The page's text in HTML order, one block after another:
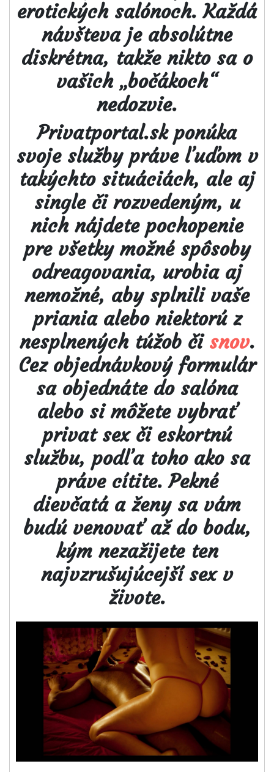
erotických salónoch. Každá
návšteva je absolútne
diskrétna, takže nikto sa o
vašich „bočákoch“
nedozvie.
Privatportal.sk ponúka
svoje služby práve ľuďom v
takýchto situáciách, ale aj
single či rozvedeným, u
nich nájdete pochopenie
pre všetky možné spôsoby
odreagovania, urobia aj
nemožné, aby splnili vaše
priania alebo niektorú z
nesplnených túžob čisnov.
Cez objednávkový formulár
sa objednáte do salóna
alebo si môžete vybrať
privat sex či eskortnú
službu, podľa toho ako sa
práve cítite. Pekné
dievčatá a ženy sa vám
budú venovať až do bodu,
kým nezažijete ten
najvzrušujúcejší sex v
živote.